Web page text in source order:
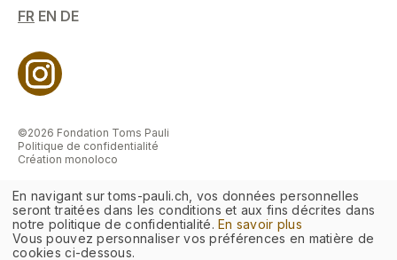
FR EN DE
©2026 Fondation Toms Pauli
Politique de confidentialité
Création monoloco
En navigant sur toms-pauli.ch, vos données personnelles
seront traitées dans les conditions et aux fins décrites dans
notre politique de confidentialité.En savoir plus
Vous pouvez personnaliser vos préférences en matière de
cookies ci-dessous.